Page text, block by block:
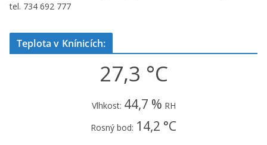
tel. 734 692 777
Teplota v Knínicích:
27,3 °C
Vlhkost: 44,7 % RH
Rosný bod: 14,2 °C